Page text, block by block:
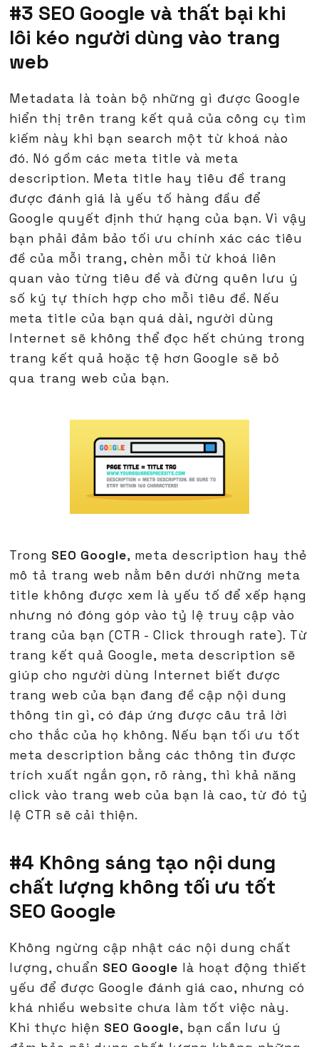
#3 SEO Google và thất bại khi
lôi kéo người dùng vào trang
web
Metadata là toàn bộ những gì được Google
hiển thị trên trang kết quả của công cụ tìm
kiếm này khi bạn search một từ khoá nào
đó. Nó gồm các meta title và meta
description. Meta title hay tiêu đề trang
được đánh giá là yếu tố hàng đầu để
Google quyết định thứ hạng của bạn. Vì vậy
bạn phải đảm bảo tối ưu chính xác các tiêu
đề của mỗi trang, chèn mỗi từ khoá liên
quan vào từng tiêu đề và đừng quên lưu ý
số ký tự thích hợp cho mỗi tiêu đề. Nếu
meta title của bạn quá dài, người dùng
Internet sẽ không thể đọc hết chúng trong
trang kết quả hoặc tệ hơn Google sẽ bỏ
qua trang web của bạn.
Trong SEO Google, meta description hay thẻ
mô tả trang web nằm bên dưới những meta
title không được xem là yếu tố để xếp hạng
nhưng nó đóng góp vào tỷ lệ truy cập vào
trang của bạn (CTR - Click through rate). Từ
trang kết quả Google, meta description sẽ
giúp cho người dùng Internet biết được
trang web của bạn đang đề cập nội dung
thông tin gì, có đáp ứng được câu trả lời
cho thắc của họ không. Nếu bạn tối ưu tốt
meta description bằng các thông tin được
trích xuất ngắn gọn, rõ ràng, thì khả năng
click vào trang web của bạn là cao, từ đó tỷ
lệ CTR sẽ cải thiện.
#4 Không sáng tạo nội dung
chất lượng không tối ưu tốt
SEO Google
Không ngừng cập nhật các nội dung chất
lượng, chuẩn SEO Google là hoạt động thiết
yếu để được Google đánh giá cao, nhưng có
khá nhiều website chưa làm tốt việc này.
Khi thực hiện SEO Google, bạn cần lưu ý